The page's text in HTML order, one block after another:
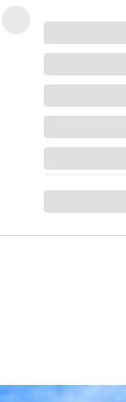
bardzo ważny